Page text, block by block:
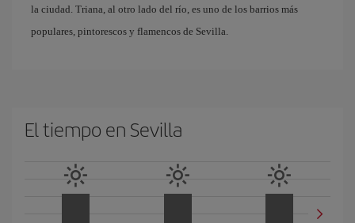
la ciudad. Triana, al otro lado del río, es uno de los barrios más
populares, pintorescos y flamencos de Sevilla.
El tiempo en Sevilla